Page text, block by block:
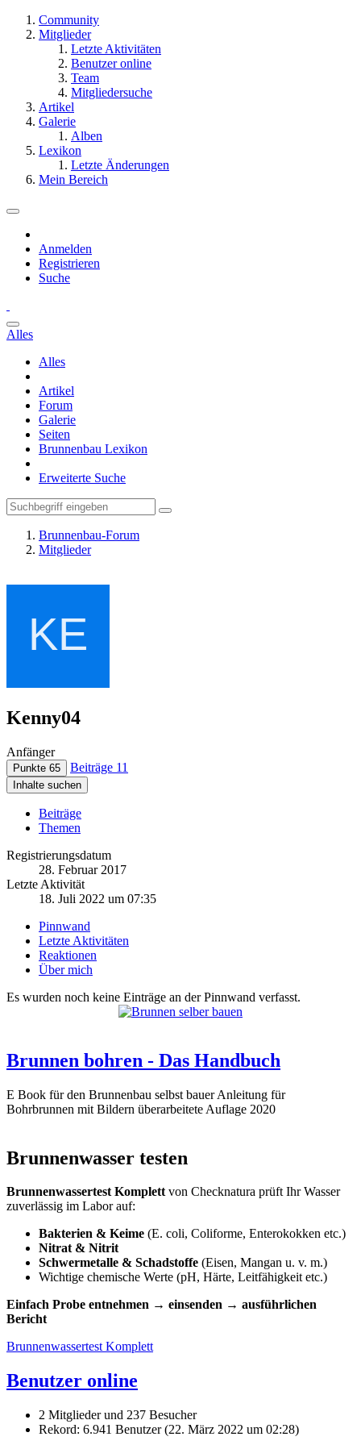
Community
Mitglieder
Letzte Aktivitäten
Benutzer online
Team
Mitgliedersuche
Artikel
Galerie
Alben
Lexikon
Letzte Änderungen
Mein Bereich
Anmelden
Registrieren
Suche
Alles
Alles
Artikel
Forum
Galerie
Seiten
Brunnenbau Lexikon
Erweiterte Suche
Brunnenbau-Forum
Mitglieder
Kenny04
Anfänger
Punkte 65 Beiträge 11
Inhalte suchen
Beiträge
Themen
Registrierungsdatum
28. Februar 2017
Letzte Aktivität
18. Juli 2022 um 07:35
Pinnwand
Letzte Aktivitäten
Reaktionen
Über mich
Es wurden noch keine Einträge an der Pinnwand verfasst.
Brunnen bohren - Das Handbuch
E Book für den Brunnenbau selbst bauer Anleitung für
Bohrbrunnen mit Bildern überarbeitete Auflage 2020
Brunnenwasser testen
Brunnenwassertest Komplettvon Checknatura prüft Ihr Wasser
zuverlässig im Labor auf:
Bakterien & Keime (E. coli, Coliforme, Enterokokken etc.)
Nitrat & Nitrit
Schwermetalle & Schadstoffe (Eisen, Mangan u. v. m.)
Wichtige chemische Werte (pH, Härte, Leitfähigkeit etc.)
Einfach Probe entnehmen → einsenden → ausführlichen
Bericht
Brunnenwassertest Komplett
Benutzer online
2 Mitglieder und 237 Besucher
Rekord: 6.941 Benutzer (22. März 2022 um 02:28)